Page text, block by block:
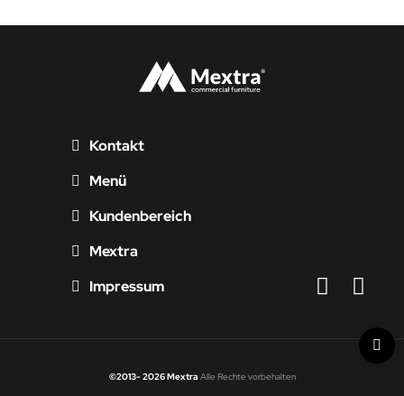
Kontakt
Menü
Kundenbereich
Mextra
Impressum
©2013- 2026 Mextra Alle Rechte vorbehalten